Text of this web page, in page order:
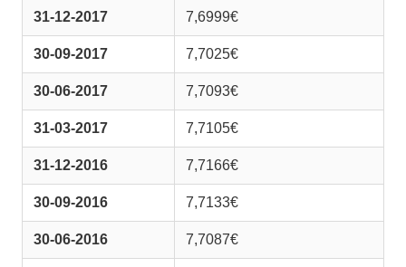
31-12-2017 7,6999€
30-09-2017 7,7025€
30-06-2017 7,7093€
31-03-2017 7,7105€
31-12-2016 7,7166€
30-09-2016 7,7133€
30-06-2016 7,7087€